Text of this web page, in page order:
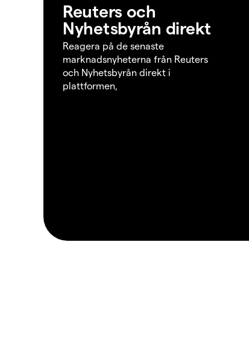
Reuters och
Nyhetsbyrån direkt
Reagera på de senaste
marknadsnyheterna från Reuters
och Nyhetsbyrån direkt i
plattformen,